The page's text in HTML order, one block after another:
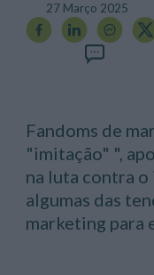
27 Março 2025
Fandoms de
"imitação" ",
na luta contra
algumas das
marketing para